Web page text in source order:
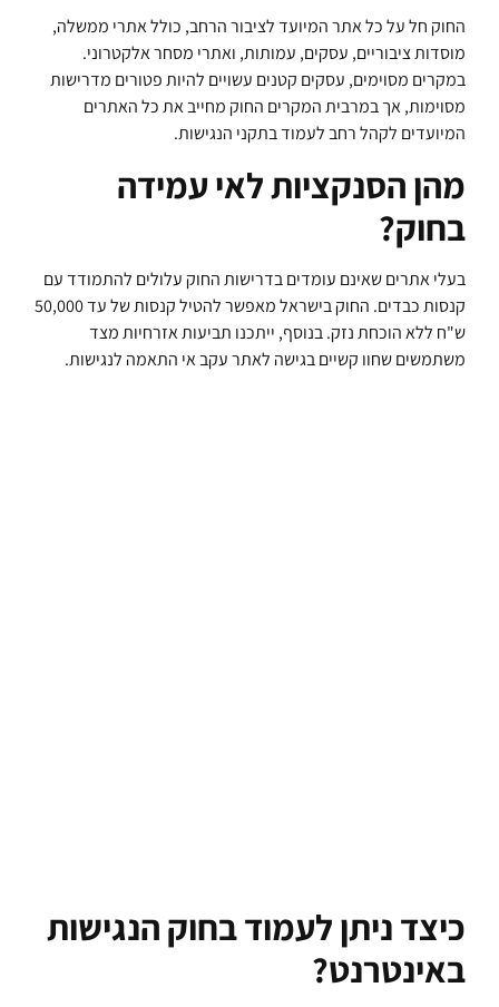
החוק חל על כל אתר המיועד לציבור הרחב, כולל אתרי ממשלה,
מוסדות ציבוריים, עסקים, עמותות, ואתרי מסחר אלקטרוני.
במקרים מסוימים, עסקים קטנים עשויים להיות פטורים מדרישות
מסוימות, אך במרבית המקרים החוק מחייב את כל האתרים
המיועדים לקהל רחב לעמוד בתקני הנגישות.
מהן הסנקציות לאי עמידה
בחוק?
בעלי אתרים שאינם עומדים בדרישות החוק עלולים להתמודד עם
קנסות כבדים. החוק בישראל מאפשר להטיל קנסות של עד 50,000
ש"ח ללא הוכחת נזק. בנוסף, ייתכנו תביעות אזרחיות מצד
משתמשים שחוו קשיים בגישה לאתר עקב אי התאמה לנגישות.
כיצד ניתן לעמוד בחוק הנגישות
באינטרנט?